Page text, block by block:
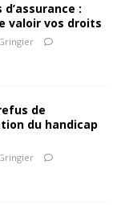
:
valoir vos droits
de
du handicap